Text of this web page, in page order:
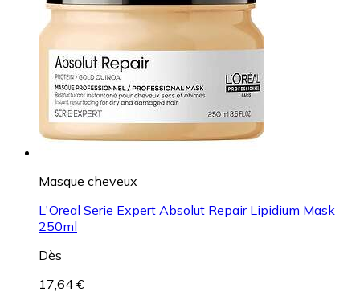
Masque cheveux
L'Oreal Serie Expert Absolut Repair Lipidium Mask
250ml
Dès
17,64 €